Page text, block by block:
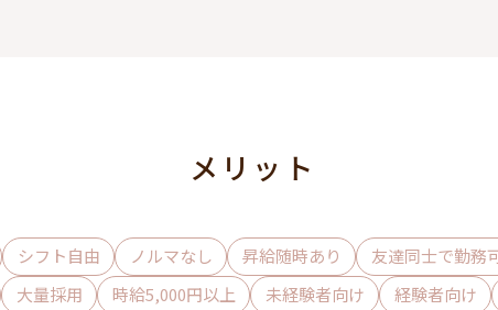
⊹˚.
い方、
として働けるチャンス！
メリット
シフト自由 ノルマなし 昇給随時あり 友達同士で勤務
大量採用 時給5,000円以上 未経験者向け 経験者向け